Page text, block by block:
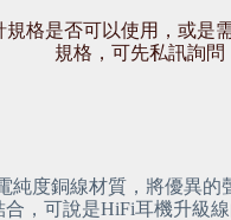
規格是否可以使用，或是
規格，可先私訊詢問
純度銅線材質，將優異的
合，可說是HiFi耳機升級